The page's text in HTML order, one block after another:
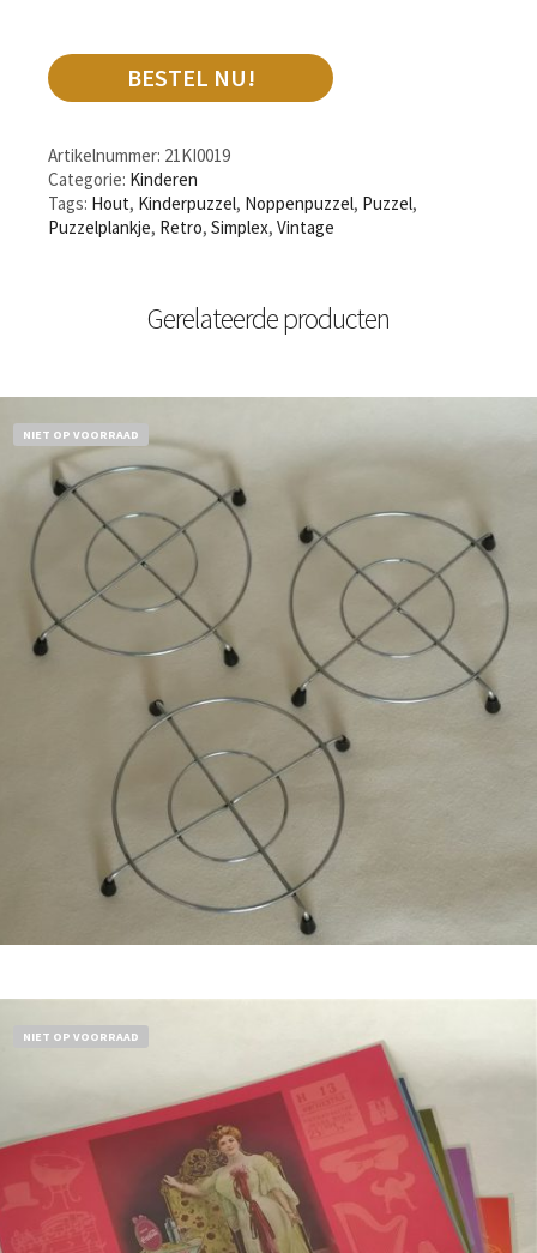
BESTEL NU!
Artikelnummer: 21KI0019
Categorie: Kinderen
Tags: Hout, Kinderpuzzel, Noppenpuzzel, Puzzel,
Puzzelplankje, Retro, Simplex, Vintage
Gerelateerde producten
NIET OP VOORRAAD
€11,50
NIET OP VOORRAAD